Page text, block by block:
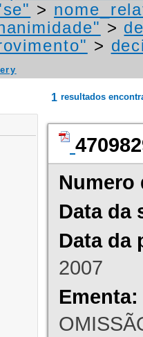
>
>
>
1 resultados
Numero
Data da
Data da
2007
Ementa: